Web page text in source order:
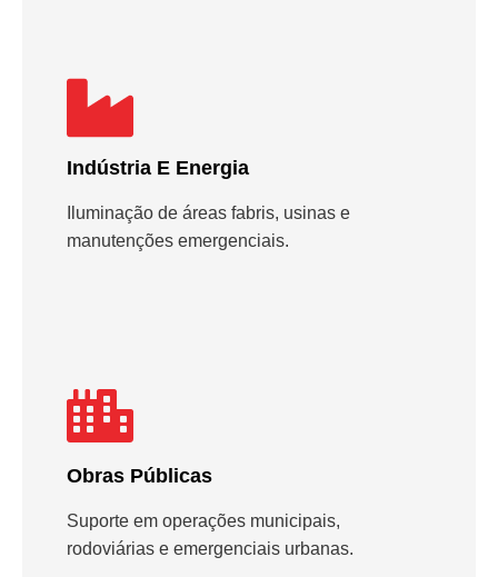
Indústria E Energia
Iluminação de áreas fabris, usinas e
manutenções emergenciais.
Obras Públicas
Suporte em operações municipais,
rodoviárias e emergenciais urbanas.